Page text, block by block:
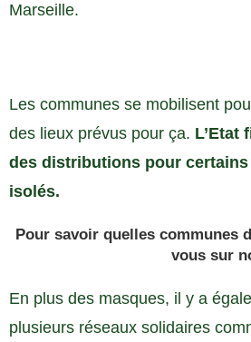
Marseille.
Les communes se mobilisent
des lieux prévus pour ça. L’Etat
des distributions pour
isolés.
Pour savoir quelles communes
vous sur
En plus des masques, il y a
plusieurs réseaux solidaires